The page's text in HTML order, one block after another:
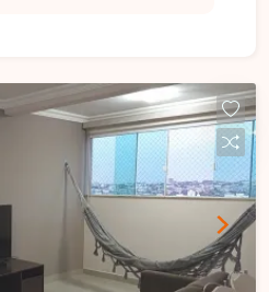
cozinha americana
despensa e
Na área externa,
varanda gourmet com
ducha e quintal, ideal para
imóvel ainda possui
em
em LED, área averbada e